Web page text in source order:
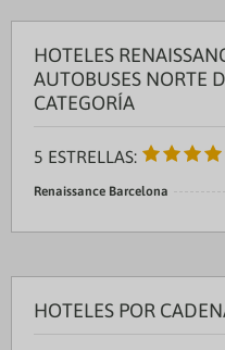
HOTELES
AUTOBUSES NORTE
CATEGORÍA
5 ESTRELLAS:
Renaissance Barcelona
HOTELES POR